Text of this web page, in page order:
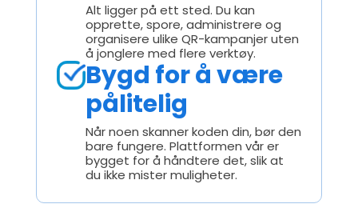
Alt ligger på ett sted. Du kan
opprette, spore, administrere og
organisere ulike QR-kampanjer uten
å jonglere med flere verktøy.
Bygd for å være
pålitelig
Når noen skanner koden din, bør den
bare fungere. Plattformen vår er
bygget for å håndtere det, slik at
du ikke mister muligheter.